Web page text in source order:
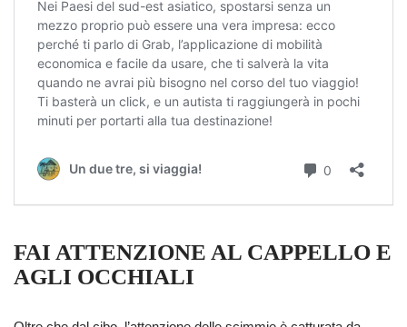
FAI ATTENZIONE AL CAPPELLO E
AGLI OCCHIALI